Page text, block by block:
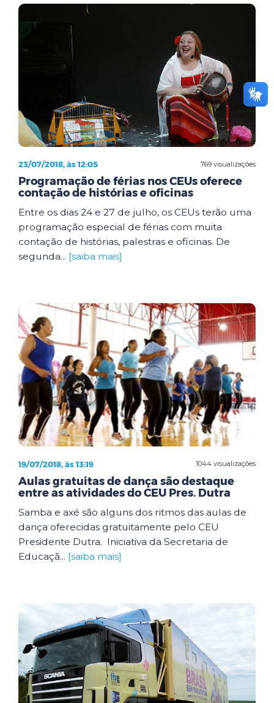
769 visualizações
23/07/2018, às 12:05
Programação de férias nos CEUs oferece
contação de histórias e oficinas
Entre os dias 24 e 27 de julho, os CEUs terão uma
programação especial de férias com muita
contação de histórias, palestras e oficinas. De
segunda... [saiba mais]
1044 visualizações
19/07/2018, às 13:19
Aulas gratuitas de dança são destaque
entre as atividades do CEU Pres. Dutra
Samba e axé são alguns dos ritmos das aulas de
dança oferecidas gratuitamente pelo CEU
Presidente Dutra. Iniciativa da Secretaria de
Educaçã... [saiba mais]